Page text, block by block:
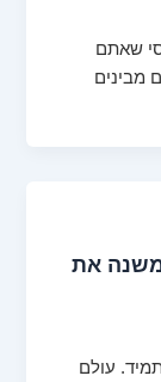
שאתם
מבינים
את
עולם